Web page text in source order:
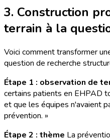
3. Construction
terrain à la
Voici comment transformer
question de recherche
Étape 1 : observation de
certains patients en EHPAD
et que les équipes n'avaient
prévention. »
Étape 2 : thème La